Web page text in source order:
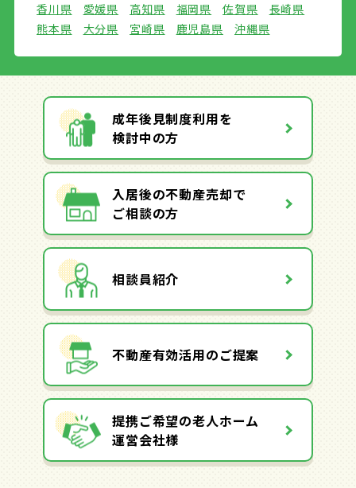
香川県
愛媛県 高知県 福岡県 佐賀県
長崎県
熊本県
大分県 宮崎県 鹿児島県 沖縄県
成年後見制度利用を
検討中の方
入居後の不動産売却で
ご相談の方
相談員紹介
不動産有効活用のご提案
提携ご希望の老人ホーム
運営会社様